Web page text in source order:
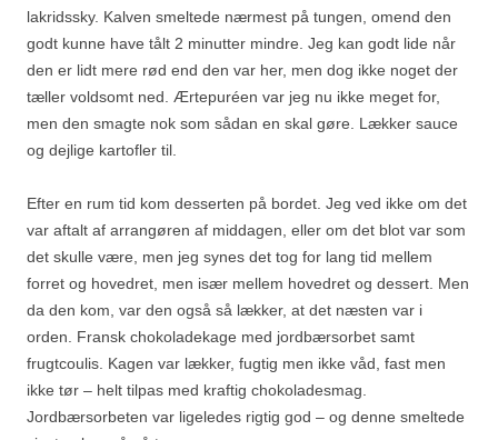
lakridssky. Kalven smeltede nærmest på tungen, omend den
godt kunne have tålt 2 minutter mindre. Jeg kan godt lide når
den er lidt mere rød end den var her, men dog ikke noget der
tæller voldsomt ned. Ærtepuréen var jeg nu ikke meget for,
men den smagte nok som sådan en skal gøre. Lækker sauce
og dejlige kartofler til.
Efter en rum tid kom desserten på bordet. Jeg ved ikke om det
var aftalt af arrangøren af middagen, eller om det blot var som
det skulle være, men jeg synes det tog for lang tid mellem
forret og hovedret, men især mellem hovedret og dessert. Men
da den kom, var den også så lækker, at det næsten var i
orden. Fransk chokoladekage med jordbærsorbet samt
frugtcoulis. Kagen var lækker, fugtig men ikke våd, fast men
ikke tør – helt tilpas med kraftig chokoladesmag.
Jordbærsorbeten var ligeledes rigtig god – og denne smeltede